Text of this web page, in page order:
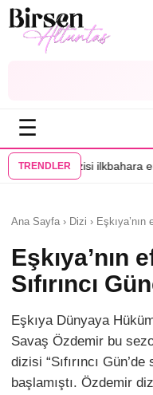
☰
TRENDLER
ertelendi •Gökhan
Ana Sayfa › Dizi ›
Eşkıya’nın
Sıfırıncı
Eşkıya Dünyaya
Savaş Özdemir bu
dizisi “Sıfırıncı
başlamıştı. Özdemir